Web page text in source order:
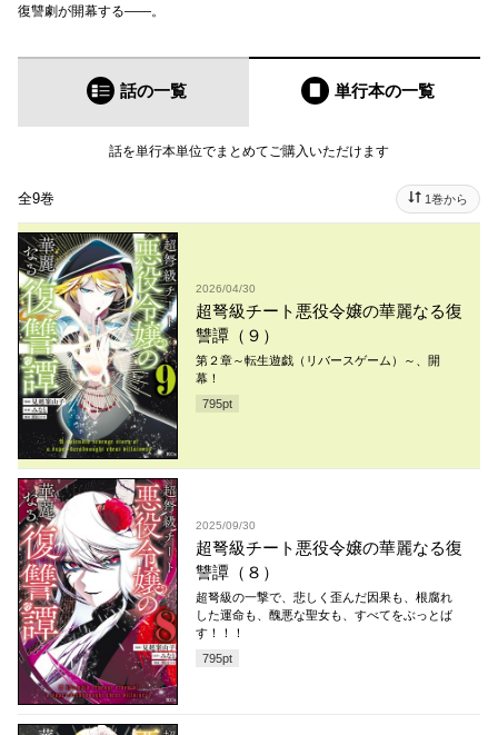
復讐劇が開幕する――。
話の一覧 単行本の一覧
話を単行本単位でまとめてご購入いただけます
全9巻 1巻から
2026/04/30
超弩級チート悪役令嬢の華麗なる復
讐譚（９）
第２章～転生遊戯（リバースゲーム）～、開
幕！
795pt
2025/09/30
超弩級チート悪役令嬢の華麗なる復
讐譚（８）
超弩級の一撃で、悲しく歪んだ因果も、根腐れ
した運命も、醜悪な聖女も、すべてをぶっとば
す！！！
795pt